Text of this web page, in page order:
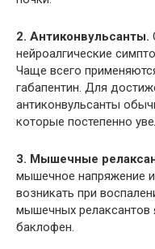
2. Антиконвульсанты.
нейроалгические
Чаще всего
габапентин. Для
антиконвульсанты
которые постепенно
3. Мышечные
мышечное напряжение
возникать при
мышечных релаксантов
баклофен.